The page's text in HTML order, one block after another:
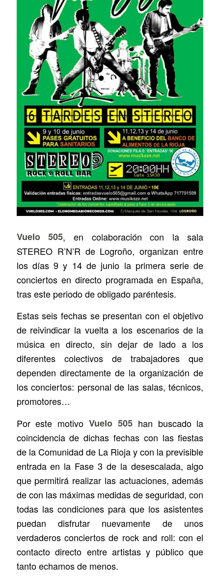
Vuelo 505, en colaboración con la sala
STEREO R’N’R de Logroño, organizan entre
los días 9 y 14 de junio la primera serie de
conciertos en directo programada en España,
tras este periodo de obligado paréntesis.
Estas seis fechas se presentan con el objetivo
de reivindicar la vuelta a los escenarios de la
música en directo, sin dejar de lado a los
diferentes colectivos de trabajadores que
dependen directamente de la organización de
los conciertos: personal de las salas, técnicos,
promotores…
Por este motivoVuelo 505han buscado la
coincidencia de dichas fechas con las fiestas
de la Comunidad de La Rioja y con la previsible
entrada en la Fase 3 de la desescalada, algo
que permitirá realizar las actuaciones, además
de con las máximas medidas de seguridad, con
todas las condiciones para que los asistentes
puedan disfrutar nuevamente de unos
verdaderos conciertos de rock and roll: con el
contacto directo entre artistas y público que
tanto echamos de menos.